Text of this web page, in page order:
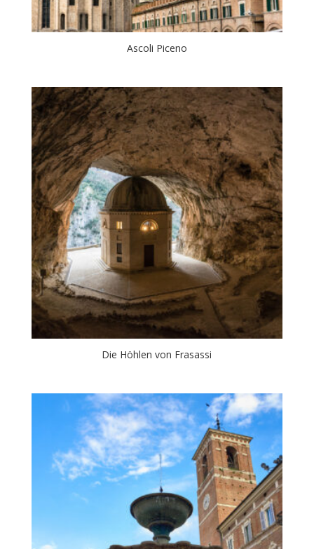
Ascoli Piceno
Die Höhlen von Frasassi